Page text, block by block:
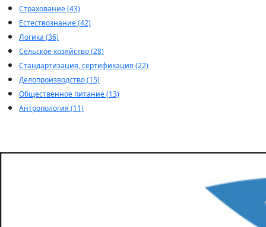
Страхование (43)
Естествознание (42)
Логика (36)
Сельское хозяйство (28)
Стандартизация, сертификация (22)
Делопроизводство (15)
Общественное питание (13)
Антропология (11)